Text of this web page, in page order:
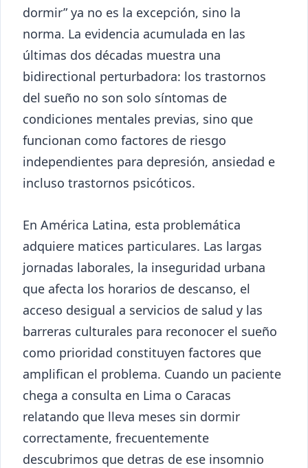
dormir” ya no es la excepción, sino la
norma. La evidencia acumulada en las
últimas dos décadas muestra una
bidirectional perturbadora: los trastornos
del sueño no son solo síntomas de
condiciones mentales previas, sino que
funcionan como factores de riesgo
independientes para depresión, ansiedad e
incluso trastornos psicóticos.
En América Latina, esta problemática
adquiere matices particulares. Las largas
jornadas laborales, la inseguridad urbana
que afecta los horarios de descanso, el
acceso desigual a servicios de salud y las
barreras culturales para reconocer el sueño
como prioridad constituyen factores que
amplifican el problema. Cuando un paciente
chega a consulta en Lima o Caracas
relatando que lleva meses sin dormir
correctamente, frecuentemente
descubrimos que detras de ese insomnio